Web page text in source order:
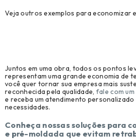
Veja outros exemplos para economizar
Juntos em uma obra, todos os pontos
representam uma grande economia de
você quer tornar sua empresa mais
reconhecida pela qualidade, fale com
e receba um atendimento personalizado
necessidades.
Conheça nossas soluções para
e pré-moldada que evitam